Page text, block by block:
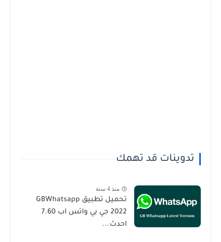
تدوينات قد تهمك
منذ 4 سنة
تحميل تطبيق GBWhatsapp
2022 جي بي واتس اب 7.60
احدث...